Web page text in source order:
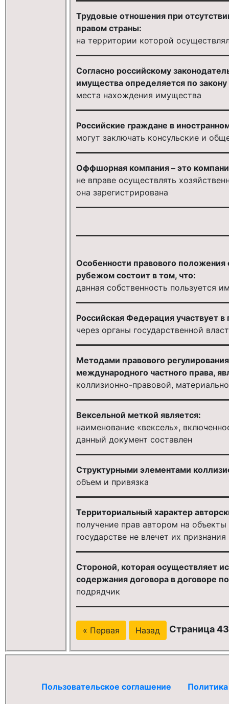
Трудовые отношения при
правом страны:
на территории которой
Согласно российскому
имущества определяется по
места нахождения имущества
Российские граждане в
могут заключать консульские и
Оффшорная компания – это
не вправе осуществлять
она зарегистрирована
Особенности правового
рубежом состоит в том, что:
данная собственность пользуется
Российская Федерация участвует
через органы государственной
Методами правового
международного частного права,
коллизионно-правовой,
Вексельной меткой является:
наименование «вексель»,
данный документ составлен
Структурными элементами
объем и привязка
Территориальный характер
получение прав автором на
государстве не влечет их
Стороной, которая осуществляет
содержания договора в договоре
подрядчик
« Первая Назад Страница
Пользовательское соглашение